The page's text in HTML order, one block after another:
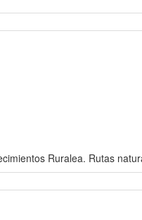
Ruralea. Rutas